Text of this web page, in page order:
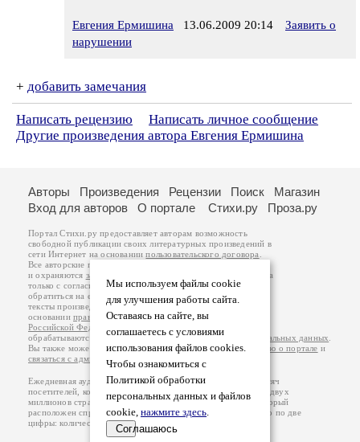
Евгения Ермишина 13.06.2009 20:14
Заявить о
нарушении
+ добавить замечания
Написать рецензию
Написать личное сообщение
Другие произведения автора Евгения Ермишина
Мы используем файлы cookie
для улучшения работы сайта.
Оставаясь на сайте, вы
соглашаетесь с условиями
использования файлов cookies.
Чтобы ознакомиться с
Политикой обработки
персональных данных и файлов
cookie, нажмите здесь.
Соглашаюсь
Авторы Произведения Рецензии Поиск
Магазин
Вход для авторов
О портале Стихи.ру Проза.ру
Портал Стихи.ру предоставляет авторам возможность
свободной публикации своих литературных произведений в
сети Интернет на основаниипользовательского договора
Все авторские права на произведения принадлежат авторам
и охраняются законом
. Перепечатка произведений возможна
только с согласия его автора, к которому вы можете
обратиться на его авторской странице. Ответственность за
тексты произведений авторы несут самостоятельно на
основанииправил публикацииизаконодательства
Российской Федерации
обрабатываются на основанииПолитики обработки персональных данных
Вы также можете посмотреть более подробнуюинформацию о портале и
связаться с администрацией
Ежедневная аудитория портала Стихи.ру – порядка 200 тысяч
посетителей, которые в общей сумме просматривают более двух
миллионов страниц по данным счетчика посещаемости, который
расположен справа от этого текста. В каждой графе указано по две
цифры: количество просмотров и количество посетителей.